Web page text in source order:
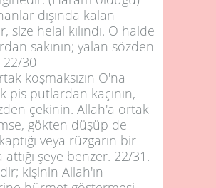
dışında kalan
size helal kılındı. O halde
sakının; yalan sözden
22/30
koşmaksızın O'na
pis putlardan kaçının,
çekinin. Allah'a ortak
gökten düşüp de
veya rüzgarın bir
şeye benzer. 22/31 .
kişinin Allah'ın